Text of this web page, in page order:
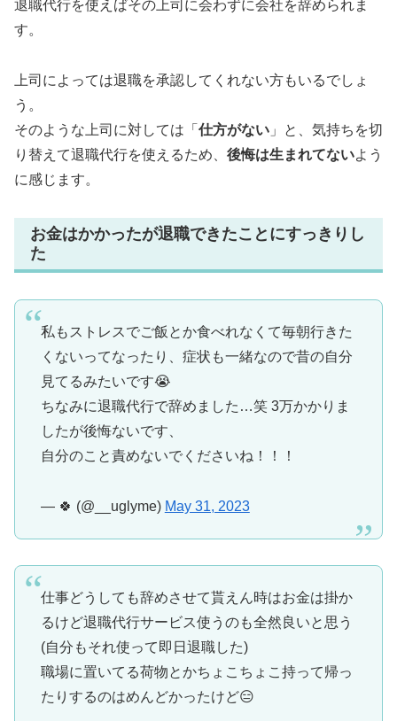
退職代行を使えばその上司に会わずに会社を辞められま
す。
上司によっては退職を承認してくれない方もいるでしょ
う。
そのような上司に対しては「 仕方がない 」と、気持ちを切
り替えて退職代行を使えるため、 後悔は生まれてないよう
に感じます。
お金はかかったが退職できたことにすっきりし
た
私もストレスでご飯とか食べれなくて毎朝行きた
くないってなったり、症状も一緒なので昔の自分
見てるみたいです😭
ちなみに退職代行で辞めました…笑 3万かかりま
したが後悔ないです、
自分のこと責めないでくださいね！！！
— 🍀 (@__uglyme) May 31, 2023
仕事どうしても辞めさせて貰えん時はお金は掛か
るけど退職代行サービス使うのも全然良いと思う
(自分もそれ使って即日退職した)
職場に置いてる荷物とかちょこちょこ持って帰っ
たりするのはめんどかったけど😑